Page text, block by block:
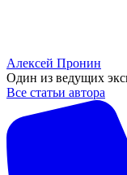
Алексей Пронин
Один из ведущих
Все статьи автора